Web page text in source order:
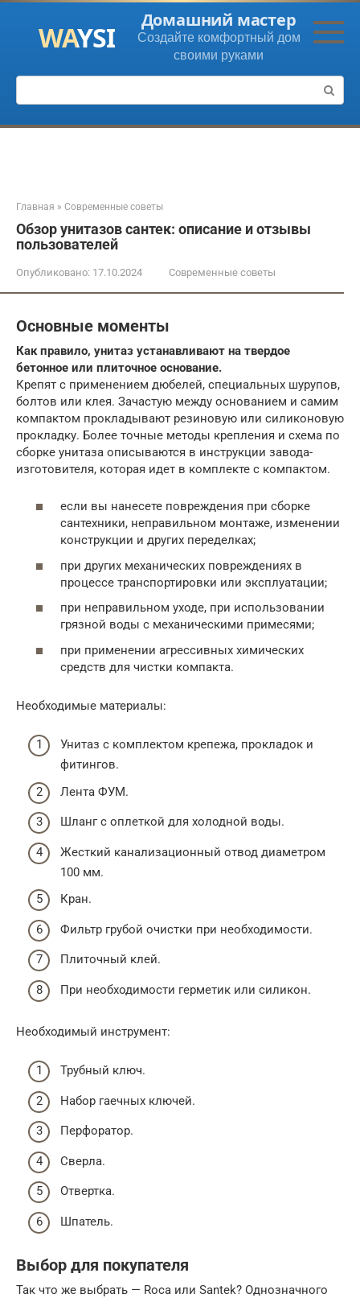
Перейти
контенту
Домашний мастер
Создайте комфортный дом
своими руками
Поиск:
Главная » Современные советы
Обзор унитазов сантек: описание и отзывы
пользователей
Опубликовано: 17.10.2024 Современные советы
Основные моменты
Как правило, унитаз устанавливают на твердое
бетонное или плиточное основание.
Крепят с применением дюбелей, специальных шурупов,
болтов или клея. Зачастую между основанием и самим
компактом прокладывают резиновую или силиконовую
прокладку. Более точные методы крепления и схема по
сборке унитаза описываются в инструкции завода-
изготовителя, которая идет в комплекте с компактом.
если вы нанесете повреждения при сборке
сантехники, неправильном монтаже, изменении
конструкции и других переделках;
при других механических повреждениях в
процессе транспортировки или эксплуатации;
при неправильном уходе, при использовании
грязной воды с механическими примесями;
при применении агрессивных химических
средств для чистки компакта.
Необходимые материалы:
Унитаз с комплектом крепежа, прокладок и
фитингов.
Лента ФУМ.
Шланг с оплеткой для холодной воды.
Жесткий канализационный отвод диаметром
100 мм.
Кран.
Фильтр грубой очистки при необходимости.
Плиточный клей.
При необходимости герметик или силикон.
Необходимый инструмент:
Трубный ключ.
Набор гаечных ключей.
Перфоратор.
Сверла.
Отвертка.
Шпатель.
Выбор для покупателя
Так что же выбрать — Roca или Santek? Однозначного